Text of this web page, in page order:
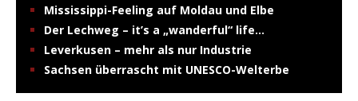
Mississippi-Feeling auf Moldau und Elbe
Der Lechweg – it’s a „wanderful“ life…
Leverkusen – mehr als nur Industrie
Sachsen überrascht mit UNESCO-Welterbe